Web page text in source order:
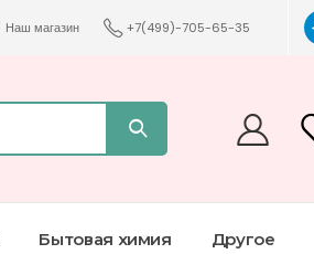
Наш магазин +7(499)-705-65-35
Бытовая химия Другое